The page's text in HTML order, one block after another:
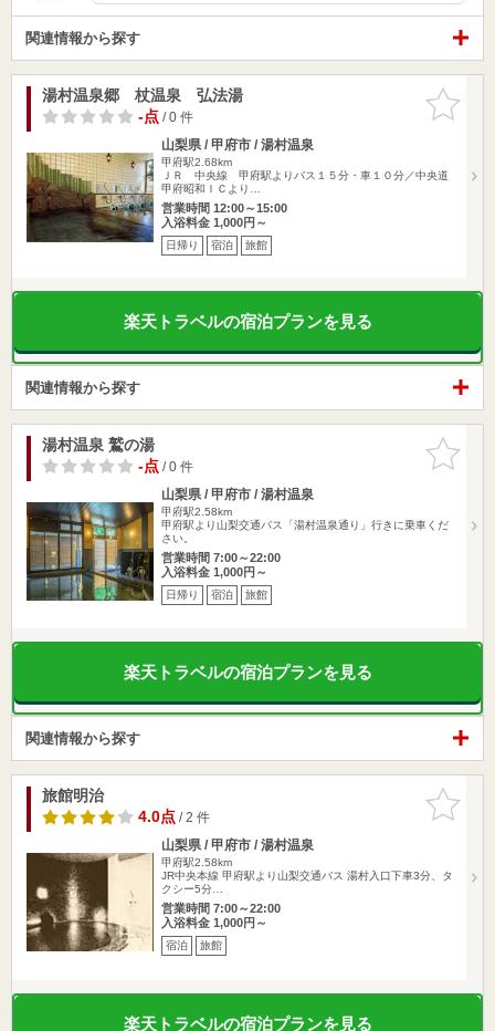
関連情報から探す
お気に入
りに追加
湯村温泉郷 杖温泉 弘法湯
-点/ 0 件
山梨県 / 甲府市 / 湯村温泉
甲府駅2.68km
ＪＲ 中央線 甲府駅よりバス１５分・車１０分／中央道
甲府昭和ＩＣより…
営業時間 12:00～15:00
入浴料金 1,000円～
日帰り 宿泊 旅館
楽天トラベルの宿泊プランを見る
関連情報から探す
お気に入
りに追加
湯村温泉 鷲の湯
-点/ 0 件
山梨県 / 甲府市 / 湯村温泉
甲府駅2.58km
甲府駅より山梨交通バス「湯村温泉通り」行きに乗車くだ
さい。
営業時間 7:00～22:00
入浴料金 1,000円～
日帰り 宿泊 旅館
楽天トラベルの宿泊プランを見る
関連情報から探す
お気に入
りに追加
旅館明治
4.0点/ 2 件
山梨県 / 甲府市 / 湯村温泉
甲府駅2.58km
JR中央本線 甲府駅より山梨交通バス 湯村入口下車3分、タ
クシー5分…
営業時間 7:00～22:00
入浴料金 1,000円～
宿泊 旅館
楽天トラベルの宿泊プランを見る